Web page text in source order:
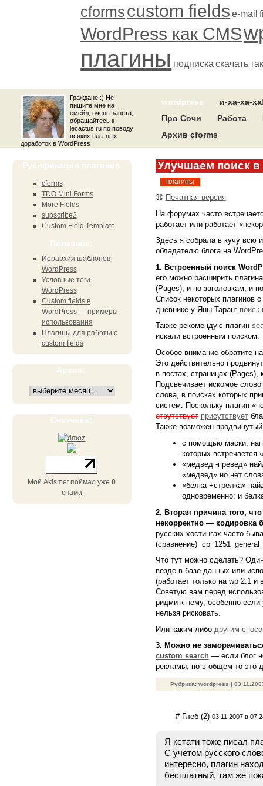
cformscustom fields e-mail
WordPress как CMS
плагины подписка скачать
Граждане :) Не
пишите мне на
емейл, очень занята,
обращайтесь к
lecactus.ru по поводу
всяких платных
доработок в WordPress
wordpress
и-ха-ха-
Про Сочи
Работа
Архив cforms
Улучшаем поиск в
плагины
⌘ Печатная версия
На форумах часто
работает или работает
Здесь я собрала в кучу всю
обладателю блога на
1. Встроенный поиск
его можно расширить
(Pages), и по заголовкам, и
Список некоторых плагинов
дневнике у Яны Таран: поиск
Также рекомендую плагин
искали встроенным поиском.
Особое внимание обратите
Это действительно
в постах, страницах (Pages),
Подсвечивает искомое
слова, в поисках которых
систем. Поскольку плагин
отсутствует присутствует
Также возможен
с помощью маски,
которых встречается
«медвед -превед»
«медвед» но нет
«белка +стрелка»
одновременно: и
2. Вторая причина того,
некорректно — кодировка
русских хостингах часто
(сравнение)
Что тут можно сделать?
везде в базе данных или
(работает только на wp 2.1
Советую вам перед
ридми к нему, особенно если
нельзя рисковать.
Или каким-либо другим
3. Можно не
custom search— если блог
рекламы, но в общем-то это
Рубрика: wordpress |
# Глеб (2) 03.11.2007 в
Я кстати тоже писал
С учетом русского
интересно, плагин
бесплатный, там же
Русификации плагинов
cforms
TDO Mini Forms
More Fields
subscribe2
Custom Field Template
Полезное:
Иерархия шаблонов
WordPress
Условные теги
WordPress
Custom fields в
WordPress — примеры
использования
Плагины для работы с
custom fields
Архив:
Счетчики:
Мой Akismet поймал уже0
спама